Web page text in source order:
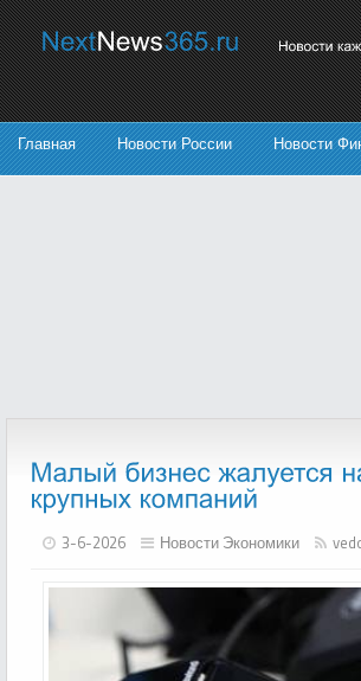
Главная Новости России Новости
3-6-2026 Новости Экономики